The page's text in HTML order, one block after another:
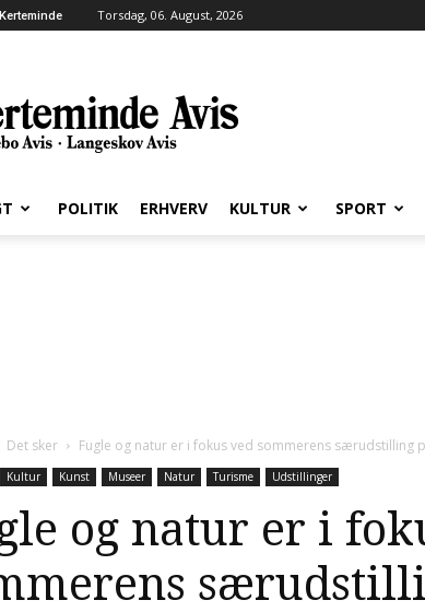
Kerteminde Torsdag, 06. August, 2026
POLITIK ERHVERV KULTUR SPORT
Det sker Fugle og natur er i fokus ved sommerens særudstilling
Kultur Kunst Museer Natur Turisme Udstillinger
og natur er i